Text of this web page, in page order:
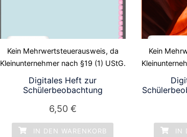
Kein Mehrwertsteuerausweis, da
Kleinunternehmer nach §19 (1) UStG.
Digitales Heft zur
Schülerbeobachtung
6,50 €
IN DEN WARENKORB
Kein
IN